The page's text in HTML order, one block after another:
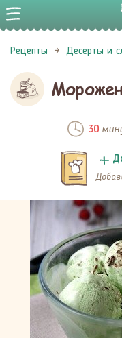
Рецепты Десерты и
30